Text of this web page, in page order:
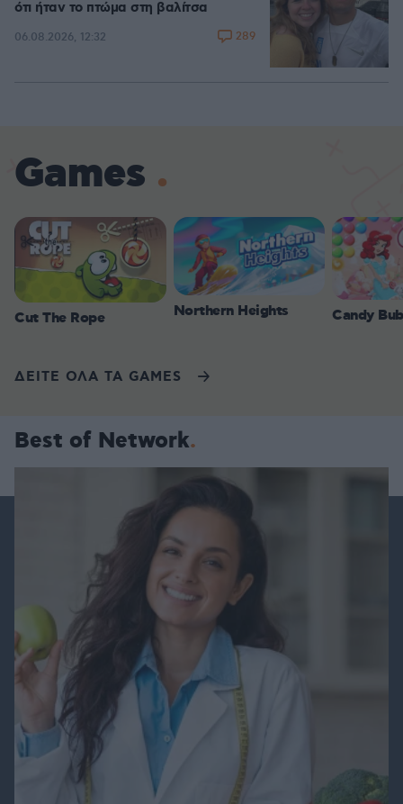
ότι ήταν το πτώμα στη βαλίτσα
06.08.2026, 12:32 289
Games
Cut The Rope Northern Heights Candy
ΔΕΙΤΕ ΟΛΑ ΤΑ GAMES
Best of Network